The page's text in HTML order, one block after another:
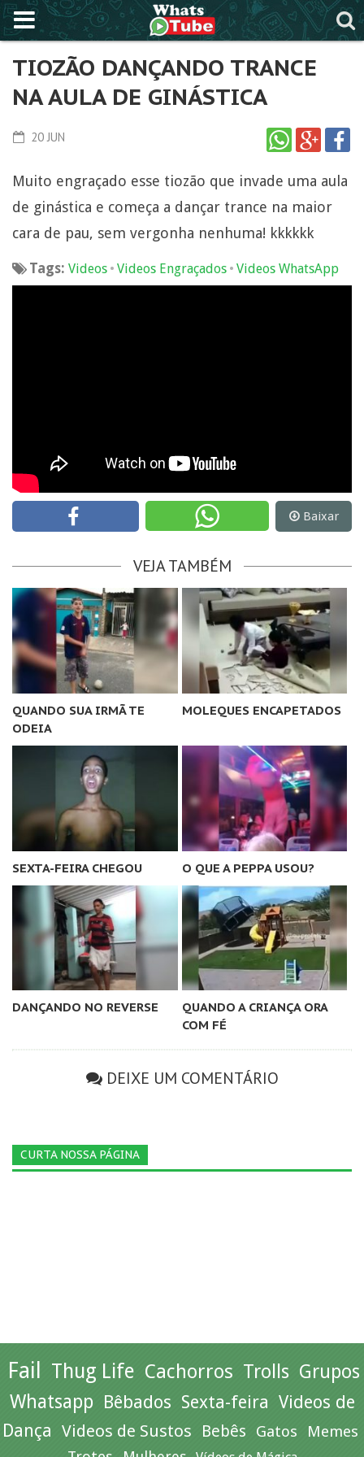
TIOZÃO DANÇANDO TRANCE
NA AULA DE GINÁSTICA
20 JUN
Muito engraçado esse tiozão que invade uma aula
de ginástica e começa a dançar trance na maior
cara de pau, sem vergonha nenhuma! kkkkkk
Tags: Videos • Videos Engraçados • Videos WhatsApp
Baixar
VEJA TAMBÉM
QUANDO SUA IRMÃ TE
ODEIA
MOLEQUES ENCAPETADOS
SEXTA-FEIRA CHEGOU O QUE A PEPPA USOU?
DANÇANDO NO REVERSE
QUANDO A CRIANÇA ORA
COM FÉ
DEIXE UM COMENTÁRIO
CURTA NOSSA PÁGINA
Fail Thug Life Cachorros Trolls Grupos
Whatsapp Bêbados Sexta-feira Videos de
Dança Videos de Sustos Bebês Gatos Memes